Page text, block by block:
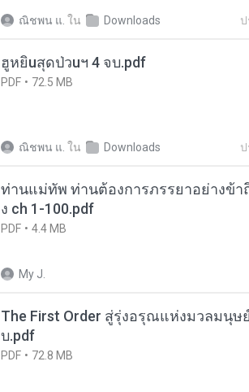
ณิชพน แ. ใน Downloads
ฮูหยิuสุดป่วuฯ 4 จบ.pdf
PDF 72.5 MB
ณิชพน แ. ใน Downloads
ท่านแม่ทัพ ท่านต้องการภรรยาอย่างข้าถึ
ง ch 1-100.pdf
PDF 4.4 MB
My J.
The First Order สู่รุ่งอรุณแห่งมวลมนุษ
บ.pdf
PDF 72.8 MB